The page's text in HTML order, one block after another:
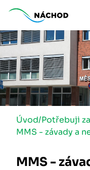
Úvod/Potřebuji
MMS - závady a
MMS -